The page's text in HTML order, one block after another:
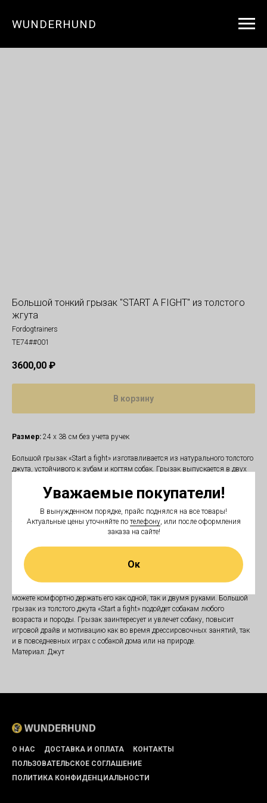
WUNDERHUND
Уважаемые покупатели!
В вынужденном порядке, прайс поднялся на все товары!
Актуальные цены уточняйте по телефону, или после оформления
заказа на сайте!
Ок
Большой тонкий грызак "START A FIGHT" из толстого
жгута
Fordogtrainers
TE74##001
3600,00 ₽
В корзину
Размер: 24 х 38 см без учета ручек
Большой грызак «Start a fight» изготавливается из натурального толстого
джута, устойчивого к зубам и когтям собак. Грызак выпускается в двух
специализированный синтетический материал с начесом, обладающий
высоким пружинящим свойством, благодаря чему изделие хорошо
держит форму. Перед тем как сшить конструкцию модели, края джутовой
ткани предварительно обмётываются, для того, чтобы грызак служил как
можно дольше, выдерживал большие нагрузки и не распускался. Мы
используем армированные нитки, которые применяются в обувной и
кожгалантерейной промышленности. В сравнении с обычными нитками,
армированные обладают высокими показателями прочности и
устойчивости к влажно-тепловым воздействиям, обеспечивают плотное
можете комфортно держать его как одной, так и двумя руками. Большой
грызак из толстого джута «Start a fight» подойдет собакам любого
возраста и породы. Грызак заинтересует и увлечет собаку, повысит
игровой драйв и мотивацию как во время дрессировочных занятий, так
и в повседневных играх с собакой дома или на природе.
Материал: Джут
О НАС ДОСТАВКА И ОПЛАТА
КОНТАКТЫ
ПОЛЬЗОВАТЕЛЬСКОЕ СОГЛАШЕНИЕ
ПОЛИТИКА КОНФИДЕНЦИАЛЬНОСТИ